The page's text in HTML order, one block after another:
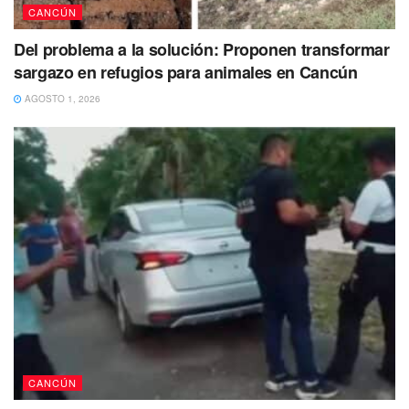
Tras lo ocurrido, vecinos que escucharon las múltiples
detonaciones dieron aviso al número de emergencias 911,
por medio de un reporte en el que solicitaron el auxilio
médico para el lesionado.
CANCÚN
Del problema a la solución: Proponen transformar
sargazo en refugios para animales en Cancún
AGOSTO 1, 2026
CANCÚN